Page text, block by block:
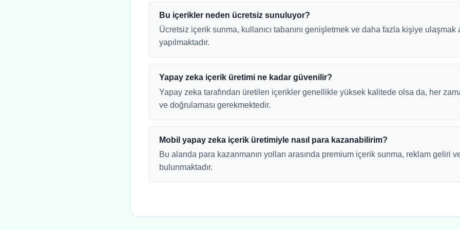
Bu içerikler neden ücretsiz sunuluyor?
Ücretsiz içerik sunma, kullanıcı tabanını genişletmek ve daha fazla kişiye ulaşmak
yapılmaktadır.
Yapay zeka içerik üretimi ne kadar güvenilir?
Yapay zeka tarafından üretilen içerikler genellikle yüksek kalitede olsa da, her
ve doğrulaması gerekmektedir.
Mobil yapay zeka içerik üretimiyle nasıl para kazanabilirim?
Bu alanda para kazanmanın yolları arasında premium içerik sunma, reklam geliri
bulunmaktadır.